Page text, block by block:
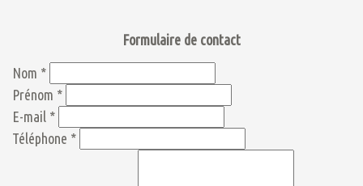
Formulaire de contact
Nom *
Prénom *
E-mail *
Téléphone *